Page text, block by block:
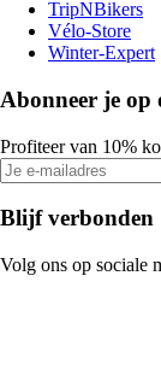
TripNBikers
Vélo-Store
Winter-Expert
Abonneer je op
Profiteer van 10%
Blijf verbonden
Volg ons op sociale